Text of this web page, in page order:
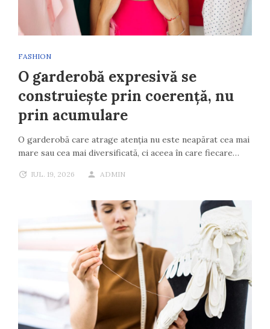
FASHION
O garderobă expresivă se
construiește prin coerență, nu
prin acumulare
O garderobă care atrage atenția nu este neapărat cea mai
mare sau cea mai diversificată, ci aceea în care fiecare…
IUL. 19, 2026 ADMIN